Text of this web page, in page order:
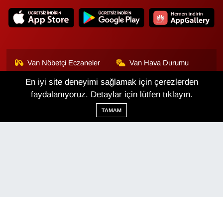
Van Nöbetçi Eczaneler Van Hava Durumu
Van Namaz Vakitleri
Van Trafik Yoğunluk
Haritası
Puan Durumu ve Fikstür
En iyi site deneyimi sağlamak için çerezlerden
faydalanıyoruz. Detaylar için lütfen tıklayın.
TAMAM